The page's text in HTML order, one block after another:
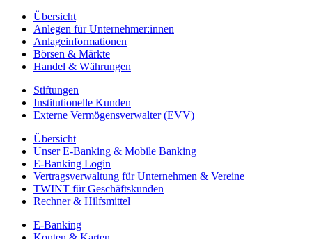
Übersicht
Anlegen für Unternehmer:innen
Anlageinformationen
Börsen & Märkte
Handel & Währungen
Stiftungen
Institutionelle Kunden
Externe Vermögensverwalter (EVV)
Übersicht
Unser E-Banking & Mobile Banking
E-Banking Login
Vertragsverwaltung für Unternehmen & Vereine
TWINT für Geschäftskunden
Rechner & Hilfsmittel
E-Banking